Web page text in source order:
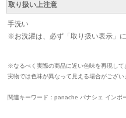
取り扱い上注意
手洗い
※お洗濯は、必ず「取り扱い表示」に
※なるべく実際の商品に近い色味を再現し
実物では色味が異なって見える場合がござい
関連キーワード：panache パナシェ インポ